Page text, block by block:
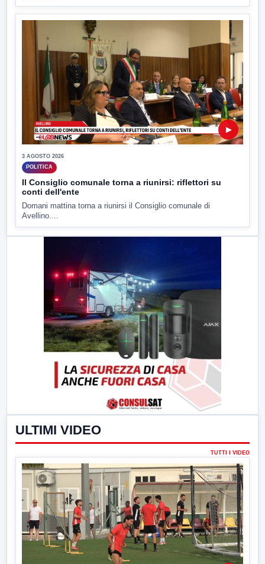
▶
3 AGOSTO 2026
POLITICA
Il Consiglio comunale torna a riunirsi: riflettori su
conti dell'ente
Domani mattina torna a riunirsi il Consiglio comunale di
Avellino....
ULTIMI VIDEO
TUTTI I VIDEO